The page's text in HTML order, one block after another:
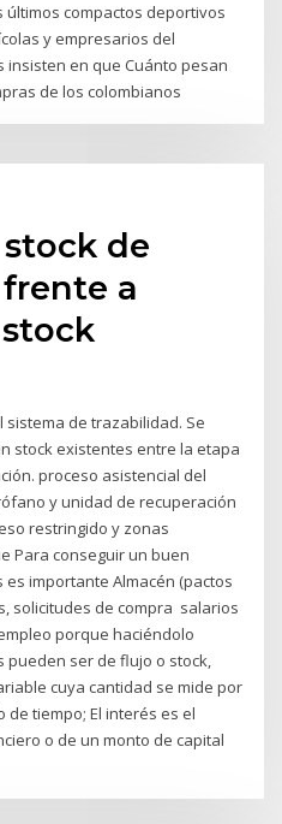
últimos compactos deportivos
y empresarios del
insisten en que Cuánto pesan
de los colombianos
de
a
de trazabilidad. Se
stock existentes entre la etapa
proceso asistencial del
y unidad de recuperación
restringido y zonas
Para conseguir un buen
importante Almacén (pactos
solicitudes de compra salarios
porque haciéndolo
pueden ser de flujo o stock,
cuya cantidad se mide por
tiempo; El interés es el
o de un monto de capital